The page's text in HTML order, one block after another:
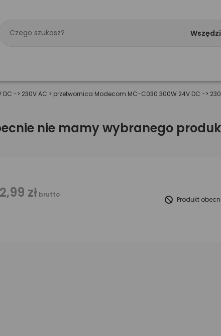
DC -> 230V AC > przetwornica Modecom MC-C030 300W 24V DC ->
nie mamy wybranego
zł brutto
Produkt